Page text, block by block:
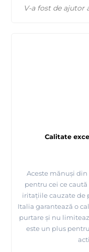
V-a fost de ajutor
Calitate
Aceste mănuși
pentru cei ce
iritațiile cauzate de
Italia garantează o
purtare și nu
este un plus